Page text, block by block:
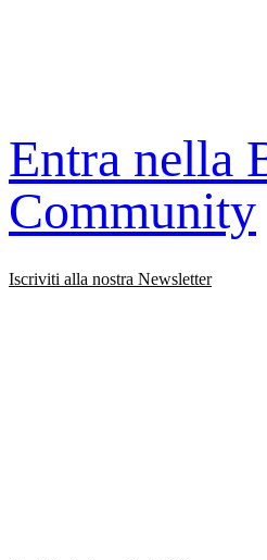
Entra nella
Community
Iscriviti alla nostra Newsletter